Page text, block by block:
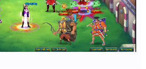
nhất không được quay số nữa), 17 giải
quay ngẫu nhiên theo thứ tự điền
giản là nếu bạn không phải 200 người
nhận code, thì bạn vẫn có cơ hội trúng
gắng tham gia biết đâu bạn là người